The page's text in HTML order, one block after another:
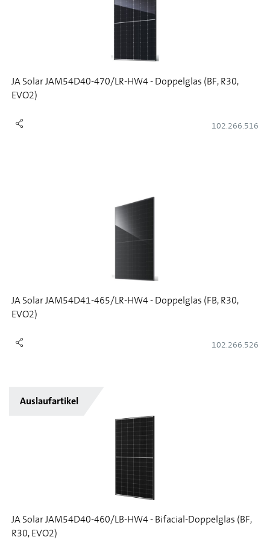
JA Solar JAM54D40-470/LR-HW4 - Doppelglas (BF, R30,
EVO2)
102.266.516
JA Solar JAM54D41-465/LR-HW4 - Doppelglas (FB, R30,
EVO2)
102.266.526
Auslaufartikel
JA Solar JAM54D40-460/LB-HW4 - Bifacial-Doppelglas (BF,
R30, EVO2)